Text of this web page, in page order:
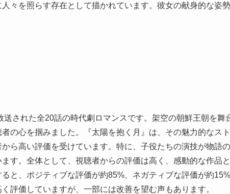
々を照らす存在として描かれています。彼女の献身的な姿
された全20話の時代劇ロマンスです。架空の朝鮮王朝を舞
の心を掴みました。『太陽を抱く月』は、その魅力的なス
ら高い評価を受けています。特に、子役たちの演技が物語
す。全体として、視聴者からの評価は高く、感動的な作品
と、ポジティブな評価が約85%、ネガティブな評価が約
評価していますが、一部には改善を望む声もあります。